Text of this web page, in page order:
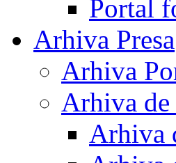
Portal
Arhiva Presa
Arhiva
Arhiva de
Arhiva